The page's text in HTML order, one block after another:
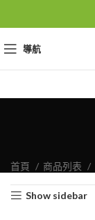
導航
首頁 商品列表
Show sidebar